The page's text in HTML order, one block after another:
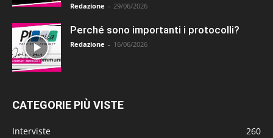
Redazione - 29/06/2026
Perché sono importanti i protocolli?
Redazione - 16/06/2026
CATEGORIE PIÙ VISTE
Interviste
260